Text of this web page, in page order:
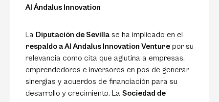
Al Ándalus Innovation
La Diputación de Sevilla se ha implicado en el
respaldo a Al Andalus Innovation Venture por su
relevancia como cita que aglutina a empresas,
emprendedores e inversores en pos de generar
sinergias y acuerdos de financiación para su
desarrollo y crecimiento. La Sociedad de